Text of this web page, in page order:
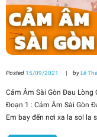
Posted 15/09/2021 byLê
Cảm Âm Sài Gòn Đau Lòng
Đoạn 1 : Cảm Âm Sài Gòn
Em bay đến nơi xa la sol la